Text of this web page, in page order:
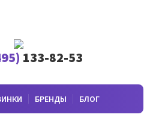
133-82-53
БРЕНДЫ БЛОГ